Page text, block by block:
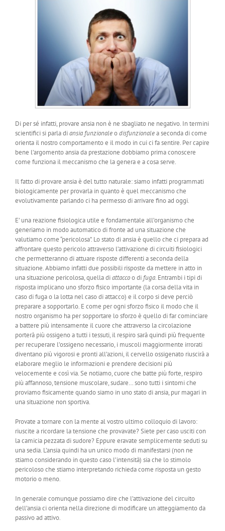
Di per sé infatti, provare ansia non è ne sbagliato ne negativo. In termini
scientifici si parla diansia funzionaleodisfunzionalea seconda di come
orienta il nostro comportamento e il modo in cui ci fa sentire. Per capire
bene l’argomento ansia da prestazione dobbiamo prima conoscere
come funziona il meccanismo che la genera e a cosa serve.
Il fatto di provare ansia è del tutto naturale: siamo infatti programmati
biologicamente per provarla in quanto è quel meccanismo che
evolutivamente parlando ci ha permesso di arrivare fino ad oggi.
E’ una reazione fisiologica utile e fondamentale all’organismo che
generiamo in modo automatico di fronte ad una situazione che
valutiamo come “pericolosa”. Lo stato di ansia è quello che ci prepara ad
affrontare questo pericolo attraverso l’attivazione di circuiti fisiologici
che permetteranno di attuare risposte differenti a seconda della
situazione. Abbiamo infatti due possibili risposte da mettere in atto in
una situazione pericolosa, quella diattaccoo di fuga. Entrambi i tipi di
risposta implicano uno sforzo fisico importante (la corsa della vita in
caso di fuga o la lotta nel caso di attacco) e il corpo si deve perciò
preparare a sopportarlo. E come per ogni sforzo fisico il modo che il
nostro organismo ha per sopportare lo sforzo è quello di far cominciare
a battere più intensamente il cuore che attraverso la circolazione
porterà più ossigeno a tutti i tessuti, il respiro sarà quindi più frequente
per recuperare l’ossigeno necessario, i muscoli maggiormente irrorati
diventano più vigorosi e pronti all’azioni, il cervello ossigenato riuscirà a
elaborare meglio le informazioni e prendere decisioni più
velocemente e così via. Se notiamo, cuore che batte più forte, respiro
più affannoso, tensione muscolare, sudare… sono tutti i sintomi che
proviamo fisicamente quando siamo in uno stato di ansia, pur magari in
una situazione non sportiva.
Provate a tornare con la mente al vostro ultimo colloquio di lavoro:
riuscite a ricordare la tensione che provavate? Siete per caso usciti con
la camicia pezzata di sudore? Eppure eravate semplicemente seduti su
una sedia. L’ansia quindi ha un unico modo di manifestarsi (non ne
stiamo considerando in questo caso l’intensità) sia che lo stimolo
pericoloso che stiamo interpretando richieda come risposta un gesto
motorio o meno.
In generale comunque possiamo dire che l’attivazione del circuito
dell’ansia ci orienta nella direzione di modificare un atteggiamento da
passivo ad attivo.